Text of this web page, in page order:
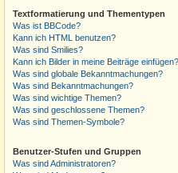
Textformatierung und Thementypen
Was ist BBCode?
Kann ich HTML benutzen?
Was sind Smilies?
Kann ich Bilder in meine Beiträge einfügen?
Was sind globale Bekanntmachungen?
Was sind Bekanntmachungen?
Was sind wichtige Themen?
Was sind geschlossene Themen?
Was sind Themen-Symbole?
Benutzer-Stufen und Gruppen
Was sind Administratoren?